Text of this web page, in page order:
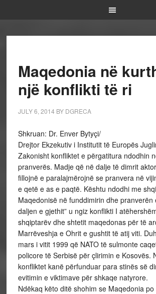
Maqedonia në
një konflikti të ri
JULY 6, 2014 BY DGRECA
Shkruan: Dr. Enver Bytyçi/
Drejtor Ekzekutiv i Institutit të Europës
Zakonisht konfliktet e përgatitura ndodhin
pranverës. Madje që në dalje të dimrit
fillojnë e paralajmërojnë se pranvera në
e qetë e as e paqtë. Kështu ndodhi me
Maqedonisë në funddimirin dhe pranverën
daljen e gjethit” u ngiz konflikti I
shqiptarëv dhe shtetit maqedonas për të
Marrëveshja e Ohrit e gushtit të atij viti.
mars i vitit 1999 që NATO të sulmonte
policore të Serbisë për çlirimin e Kosovës.
konfliktet kanë përfunduar para stinës së
evitimin e viktimave për shkaqe natyrore.
Ndëkaq këto ditë shohim se Maqedonia